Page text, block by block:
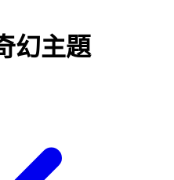
幻主題